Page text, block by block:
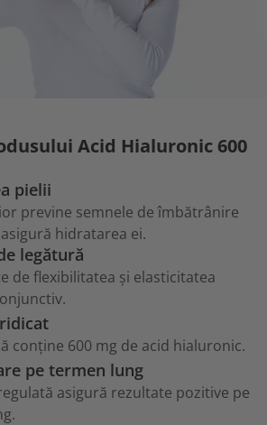
Acid Hialuronic 600
pielii
previne semnele de îmbătrânire
hidratarea ei.
legătură
de flexibilitatea și elasticitatea
conține 600 mg de acid hialuronic.
pe termen lung
asigură rezultate pozitive pe